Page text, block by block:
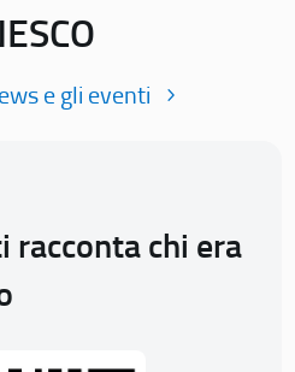
e gli eventi
racconta chi era